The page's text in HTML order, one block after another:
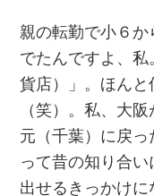
親の転勤で小６
でたんですよ、
貨店）」。ほんと
（笑）。私、大
元（千葉）に戻っ
って昔の知り合
出せるきっかけに